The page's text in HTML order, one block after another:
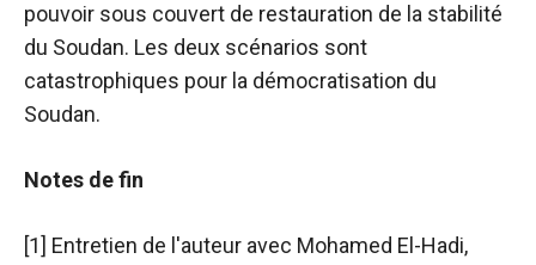
pouvoir sous couvert de restauration de la stabilité
du Soudan. Les deux scénarios sont
catastrophiques pour la démocratisation du
Soudan.
Notes de fin
[1] Entretien de l'auteur avec Mohamed El-Hadi,